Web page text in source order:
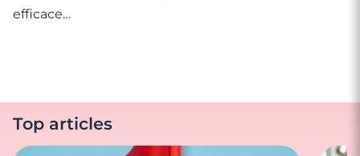
efficace…
Top articles